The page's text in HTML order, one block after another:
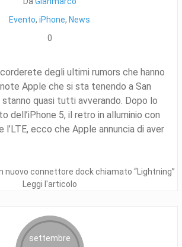
Evento,iPhone, News
0
degli ultimi rumors che hanno
Apple che si sta tenendo a San
stanno quasi tutti avverando. Dopo lo
dell’iPhone 5, il retro in alluminio con
ecco che Apple annuncia di aver
Leggi l'articolo
settembre